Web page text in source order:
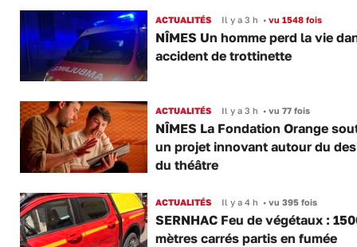
ACTUALITÉS Il y a 3 h •vu 1548 fois
NÎMES Un homme perd la vie
accident de trottinette
ACTUALITÉS Il y a 3 h •vu 77 fois
NÎMES La Fondation Orange
un projet innovant autour du
du théâtre
ACTUALITÉS Il y a 4 h •vu 395 fois
SERNHAC Feu de végétaux :
mètres carrés partis en fumée